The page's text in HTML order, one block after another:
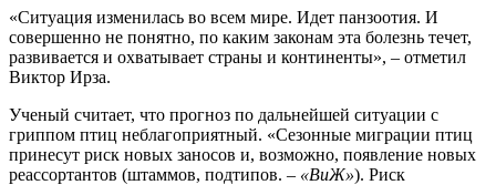
«Ситуация изменилась во всем мире. Идет панзоотия. И
совершенно не понятно, по каким законам эта болезнь течет,
развивается и охватывает страны и континенты», – отметил
Виктор Ирза.
Ученый считает, что прогноз по дальнейшей ситуации с
гриппом птиц неблагоприятный. «Сезонные миграции птиц
принесут риск новых заносов и, возможно, появление новых
реассортантов (штаммов, подтипов. – «ВиЖ»). Риск